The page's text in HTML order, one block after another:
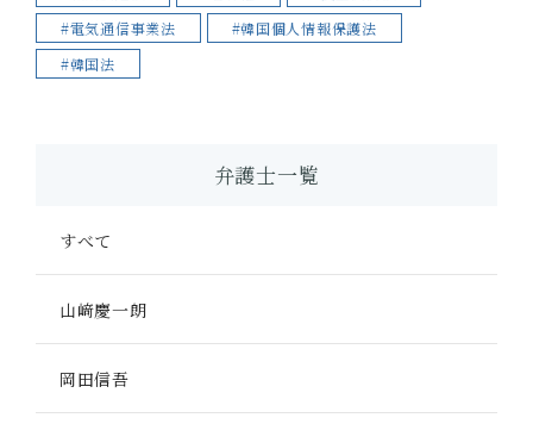
#電気通信事業法
#韓国個人情報保護法
#韓国法
弁護士一覧
すべて
山﨑慶一朗
岡田信吾